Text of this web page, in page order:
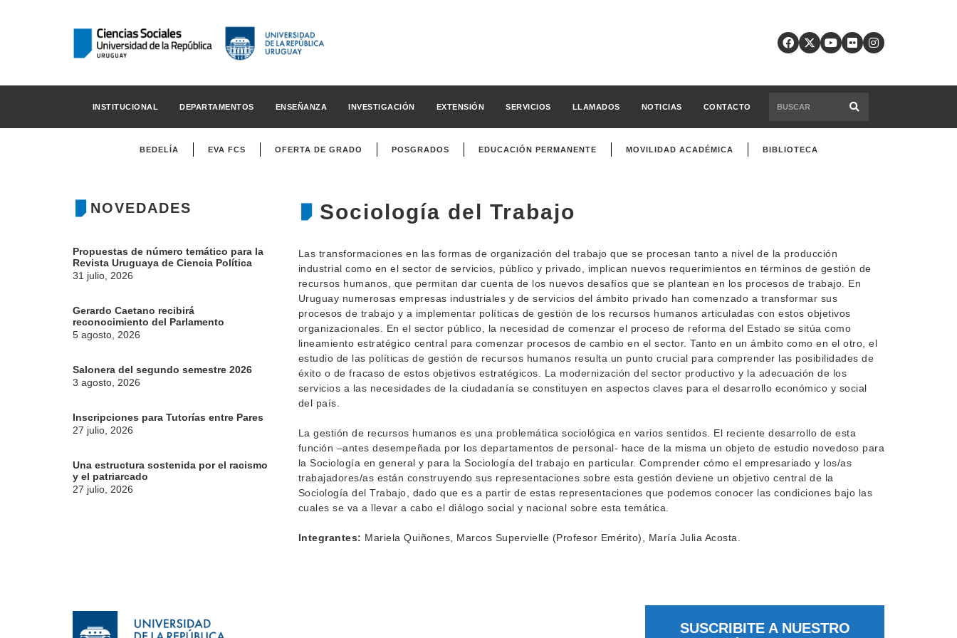
INSTITUCIONAL DEPARTAMENTOS ENSEÑANZA INVESTIGACIÓN EXTENSIÓN SERVICIOS LLAMADOS NOTICIAS CONTACTO
BEDELÍA EVA FCS OFERTA DE GRADO POSGRADOS EDUCACIÓN PERMANENTE MOVILIDAD ACADÉMICA BIBLIOTECA
NOVEDADES
Propuestas de número temático para la
Revista Uruguaya de Ciencia Política
31 julio, 2026
Gerardo Caetano recibirá
reconocimiento del Parlamento
5 agosto, 2026
Salonera del segundo semestre 2026
3 agosto, 2026
Inscripciones para Tutorías entre Pares
27 julio, 2026
Una estructura sostenida por el racismo
y el patriarcado
27 julio, 2026
Sociología del Trabajo
Las transformaciones en las formas de organización del trabajo que se procesan tanto a nivel de la producción
industrial como en el sector de servicios, público y privado, implican nuevos requerimientos en términos de gestión de
recursos humanos, que permitan dar cuenta de los nuevos desafíos que se plantean en los procesos de trabajo. En
Uruguay numerosas empresas industriales y de servicios del ámbito privado han comenzado a transformar sus
procesos de trabajo y a implementar políticas de gestión de los recursos humanos articuladas con estos objetivos
organizacionales. En el sector público, la necesidad de comenzar el proceso de reforma del Estado se sitúa como
lineamiento estratégico central para comenzar procesos de cambio en el sector. Tanto en un ámbito como en el otro, el
estudio de las políticas de gestión de recursos humanos resulta un punto crucial para comprender las posibilidades de
éxito o de fracaso de estos objetivos estratégicos. La modernización del sector productivo y la adecuación de los
servicios a las necesidades de la ciudadanía se constituyen en aspectos claves para el desarrollo económico y social
del país.
La gestión de recursos humanos es una problemática sociológica en varios sentidos. El reciente desarrollo de esta
función –antes desempeñada por los departamentos de personal- hace de la misma un objeto de estudio novedoso para
la Sociología en general y para la Sociología del trabajo en particular. Comprender cómo el empresariado y los/as
trabajadores/as están construyendo sus representaciones sobre esta gestión deviene un objetivo central de la
Sociología del Trabajo, dado que es a partir de estas representaciones que podemos conocer las condiciones bajo las
cuales se va a llevar a cabo el diálogo social y nacional sobre esta temática.
Integrantes: Mariela Quiñones, Marcos Supervielle (Profesor Emérito), María Julia Acosta.
SUSCRIBITE A NUESTRO